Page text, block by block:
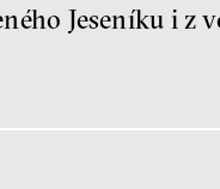
Jeseníku i z